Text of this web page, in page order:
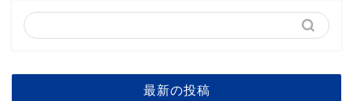
最新の投稿